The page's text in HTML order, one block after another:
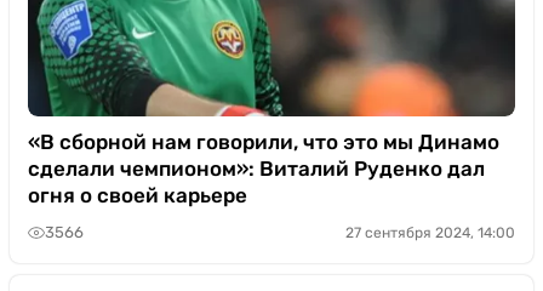
«В сборной нам говорили, что это мы Динамо
сделали чемпионом»: Виталий Руденко дал
огня о своей карьере
3566 27 сентября 2024, 14:00